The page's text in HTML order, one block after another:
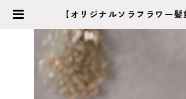
【オリジナルソラフラワー
ドレス ヘアパーツ プリザ
フラワー ドライフラワーフ
ー k-0078 | cocorofleur
ロフルール 【成人式 卒業
婚式】特別な日のヘッドアク
ー・ブーケショップ